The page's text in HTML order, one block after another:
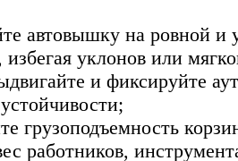
автовышку на ровной и
уклонов или
и фиксируйте
грузоподъемность
работников,